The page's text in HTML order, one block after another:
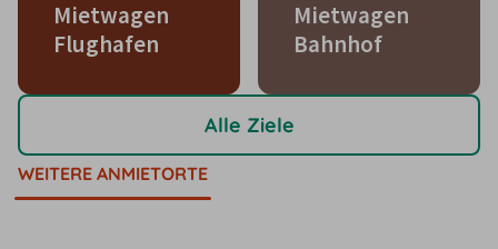
Mietwagen
Flughafen
Mietwagen
Bahnhof
Alle Ziele
WEITERE ANMIETORTE